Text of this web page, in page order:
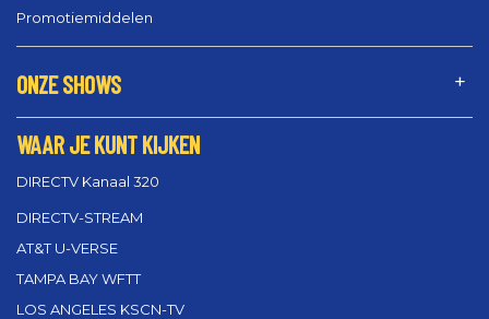
Promotiemiddelen
ONZE SHOWS
WAAR JE KUNT KIJKEN
DIRECTV Kanaal 320
DIRECTV-STREAM
AT&T U-VERSE
TAMPA BAY WFTT
LOS ANGELES KSCN-TV